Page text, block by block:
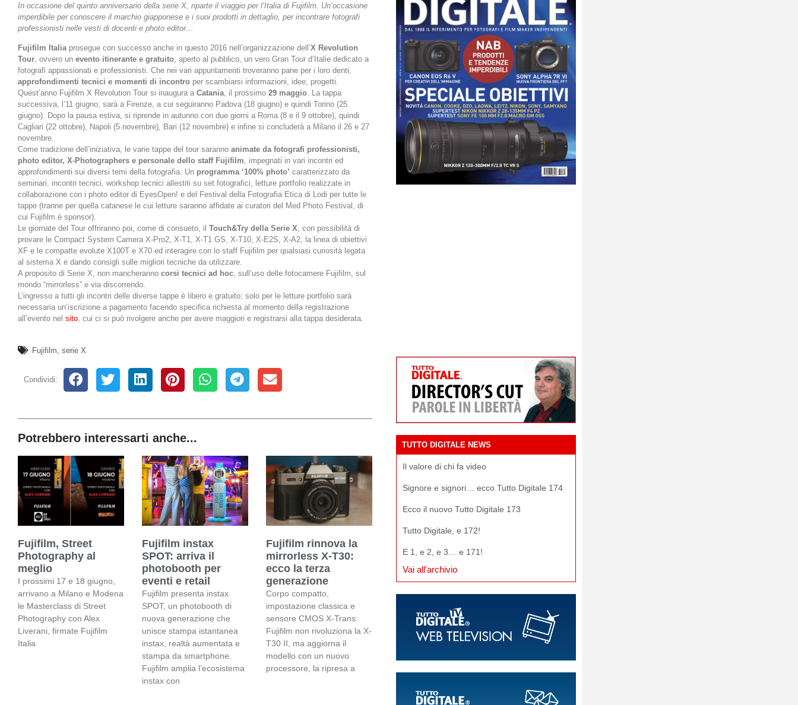
In occasione del quinto anniversario della serie X, riparte il viaggio per l’Italia di Fujifilm. Un’occasione
imperdibile per conoscere il marchio giapponese e i suoi prodotti in dettaglio, per incontrare fotografi
professionisti nelle vesti di docenti e photo editor…
Fujifilm Italiaprosegue con successo anche in questo 2016 nell’organizzazione dell’X Revolution
Tour, ovvero un evento itinerante e gratuito, aperto al pubblico, un vero Gran Tour d’Italie dedicato a
fotografi appassionati e professionisti. Che nei vari appuntamenti troveranno pane per i loro denti,
approfondimenti tecnici e momenti di incontro per scambiarsi informazioni, idee, progetti.
Quest’anno Fujifilm X Revolution Tour si inaugura a Catania, il prossimo 29 maggio. La tappa
successiva, l’11 giugno, sarà a Firenze, a cui seguiranno Padova (18 giugno) e quindi Torino (25
giugno). Dopo la pausa estiva, si riprende in autunno con due giorni a Roma (8 e il 9 ottobre), quindi
Cagliari (22 ottobre), Napoli (5 novembre), Bari (12 novembre) e infine si concluderà a Milano il 26 e 27
novembre.
Come tradizione dell’iniziativa, le varie tappe del tour saranno animate da fotografi professionisti,
photo editor, X-Photographers e personale dello staff Fujifilm, impegnati in vari incontri ed
approfondimenti sui diversi temi della fotografia. Un programma ‘100% photo’ caratterizzato da
seminari, incontri tecnici, workshop tecnici allestiti su set fotografici, letture portfolio realizzate in
collaborazione con i photo editor di EyesOpen! e del Festival della Fotografia Etica di Lodi per tutte le
tappe (tranne per quella catanese le cui letture saranno affidate ai curatori del Med Photo Festival, di
cui Fujifilm è sponsor).
Le giornate del Tour offriranno poi, come di consueto, il Touch&Try della Serie X, con possibilità di
provare le Compact System Camera X-Pro2, X-T1, X-T1 GS, X-T10, X-E2S, X-A2, la linea di obiettivi
XF e le compatte evolute X100T e X70 ed interagire con lo staff Fujifilm per qualsiasi curiosità legata
al sistema X e dando consigli sulle migliori tecniche da utilizzare.
A proposito di Serie X, non mancheranno corsi tecnici ad hoc, sull’uso delle fotocamere Fujifilm, sul
mondo “mirrorless” e via discorrendo.
L’ingresso a tutti gli incontri delle diverse tappe è libero e gratuito; solo per le letture portfolio sarà
necessaria un’iscrizione a pagamento facendo specifica richiesta al momento della registrazione
all’evento nel sito, cui ci si può rivolgere anche per avere maggiori e registrarsi alla tappa desiderata.
Fujifilm serie X
Condividi:
Potrebbero interessarti anche...
Fujifilm, Street
Photography al
meglio
I prossimi 17 e 18 giugno,
arrivano a Milano e Modena
le Masterclass di Street
Photography con Alex
Liverani, firmate Fujifilm
Italia
Fujifilm instax
SPOT: arriva il
photobooth per
eventi e retail
Fujifilm presenta instax
SPOT, un photobooth di
nuova generazione che
unisce stampa istantanea
instax, realtà aumentata e
stampa da smartphone.
Fujifilm amplia l’ecosistema
instax con
Fujifilm rinnova la
mirrorless X-T30:
ecco la terza
generazione
Corpo compatto,
impostazione classica e
sensore CMOS X-Trans:
Fujifilm non rivoluziona la X-
T30 II, ma aggiorna il
modello con un nuovo
processore, la ripresa a
TUTTO DIGITALE NEWS
Il valore di chi fa video
Signore e signori… ecco Tutto Digitale 174
Ecco il nuovo Tutto Digitale 173
Tutto Digitale, e 172!
E 1, e 2, e 3… e 171!
Vai all'archivio